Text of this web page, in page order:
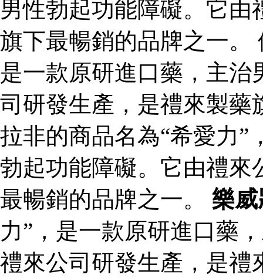
男性勃起功能障礙。它
旗下最暢銷的品牌之一。
是一款原研進口藥，主
司研發生產，是禮來製藥
拉非的商品名為“希愛力”
勃起功能障礙。它由禮來
最暢銷的品牌之一。 樂威
力”，是一款原研進口藥
禮來公司研發生產，是禮